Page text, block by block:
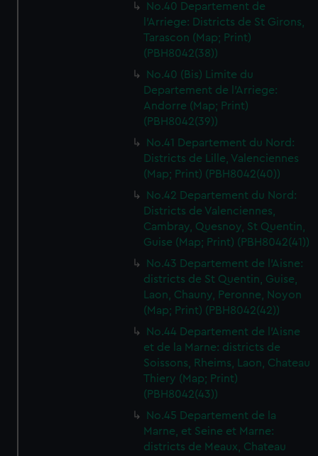
No.40 Departement de
l'Arriege: Districts de St Girons,
Tarascon (Map; Print)
(PBH8042(38))
No.40 (Bis) Limite du
Departement de l'Arriege:
Andorre (Map; Print)
(PBH8042(39))
No.41 Departement du Nord:
Districts de Lille, Valenciennes
(Map; Print) (PBH8042(40))
No.42 Departement du Nord:
Districts de Valenciennes,
Cambray, Quesnoy, St Quentin,
Guise (Map; Print) (PBH8042(41))
No.43 Departement de l'Aisne:
districts de St Quentin, Guise,
Laon, Chauny, Peronne, Noyon
(Map; Print) (PBH8042(42))
No.44 Departement de l'Aisne
et de la Marne: districts de
Soissons, Rheims, Laon, Chateau
Thiery (Map; Print)
(PBH8042(43))
No.45 Departement de la
Marne, et Seine et Marne:
districts de Meaux, Chateau